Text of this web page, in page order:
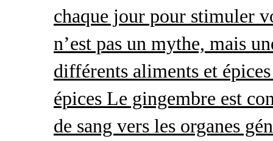
chaque jour pour stimuler
n’est pas un mythe, mais
différents aliments et
épices Le gingembre est
de sang vers les organes